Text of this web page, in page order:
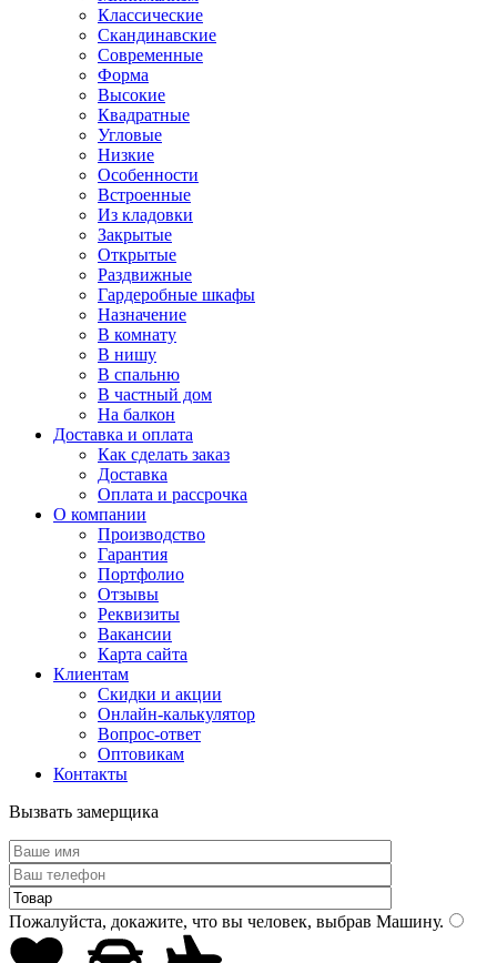
Классические
Скандинавские
Современные
Форма
Высокие
Квадратные
Угловые
Низкие
Особенности
Встроенные
Из кладовки
Закрытые
Открытые
Раздвижные
Гардеробные шкафы
Назначение
В комнату
В нишу
В спальню
В частный дом
На балкон
Доставка и оплата
Как сделать заказ
Доставка
Оплата и рассрочка
О компании
Производство
Гарантия
Портфолио
Отзывы
Реквизиты
Вакансии
Карта сайта
Клиентам
Скидки и акции
Онлайн-калькулятор
Вопрос-ответ
Оптовикам
Контакты
Вызвать замерщика
Пожалуйста, докажите, что вы человек, выбрав Машину.